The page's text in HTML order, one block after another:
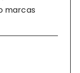
marcas